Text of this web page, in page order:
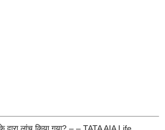
लांच किया गया? – – TATA AIA Life